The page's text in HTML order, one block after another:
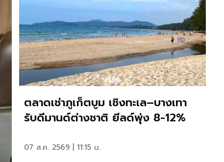
ตลาดเช่าภูเก็ตบูม เชิงทะเล–บางเทา
รับดีมานด์ต่างชาติ ยีลด์พุ่ง 8-12%
07 ส.ค. 2569 | 11:15 น.